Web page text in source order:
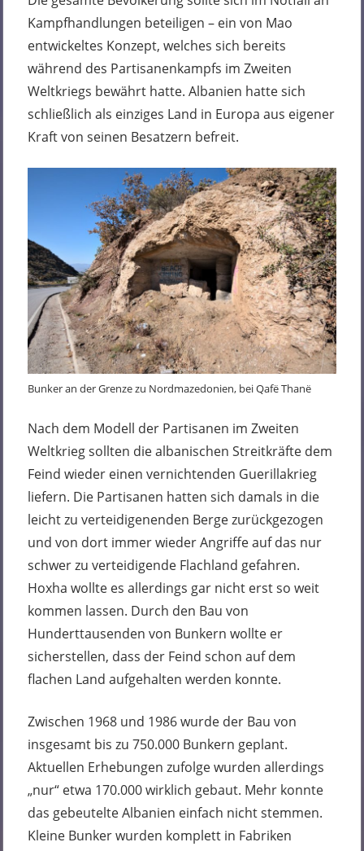
Kampfhandlungen beteiligen – ein von Mao
entwickeltes Konzept, welches sich bereits
während des Partisanenkampfs im Zweiten
Weltkriegs bewährt hatte. Albanien hatte sich
schließlich als einziges Land in Europa aus eigener
Kraft von seinen Besatzern befreit.
Bunker an der Grenze zu Nordmazedonien, bei Qafë Thanë
Nach dem Modell der Partisanen im Zweiten
Weltkrieg sollten die albanischen Streitkräfte dem
Feind wieder einen vernichtenden Guerillakrieg
liefern. Die Partisanen hatten sich damals in die
leicht zu verteidigenenden Berge zurückgezogen
und von dort immer wieder Angriffe auf das nur
schwer zu verteidigende Flachland gefahren.
Hoxha wollte es allerdings gar nicht erst so weit
kommen lassen. Durch den Bau von
Hunderttausenden von Bunkern wollte er
sicherstellen, dass der Feind schon auf dem
flachen Land aufgehalten werden konnte.
Zwischen 1968 und 1986 wurde der Bau von
insgesamt bis zu 750.000 Bunkern geplant.
Aktuellen Erhebungen zufolge wurden allerdings
„nur“ etwa 170.000 wirklich gebaut. Mehr konnte
das gebeutelte Albanien einfach nicht stemmen.
Kleine Bunker wurden komplett in Fabriken